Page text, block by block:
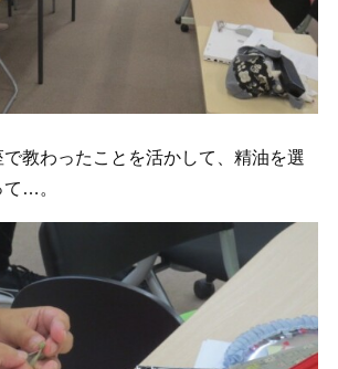
教わったことを活かして、精油を選
…。